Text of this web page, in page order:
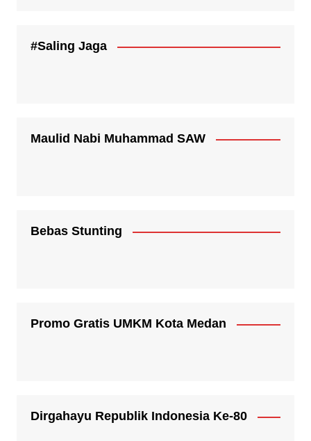
#Saling Jaga
Maulid Nabi Muhammad SAW
Bebas Stunting
Promo Gratis UMKM Kota Medan
Dirgahayu Republik Indonesia Ke-80